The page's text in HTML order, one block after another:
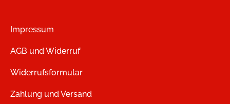
Impressum
AGB und Widerruf
Widerrufsformular
Zahlung und Versand